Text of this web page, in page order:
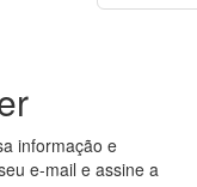
informação e
e-mail e assine a